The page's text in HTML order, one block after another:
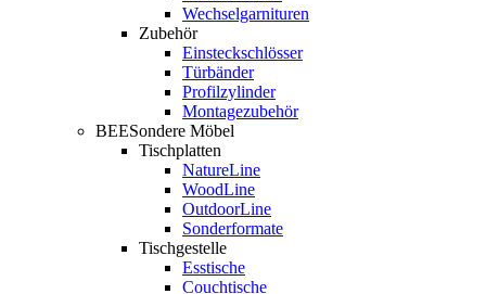
Wechselgarnituren
Zubehör
Einsteckschlösser
Türbänder
Profilzylinder
Montagezubehör
BEESondere Möbel
Tischplatten
NatureLine
WoodLine
OutdoorLine
Sonderformate
Tischgestelle
Esstische
Couchtische